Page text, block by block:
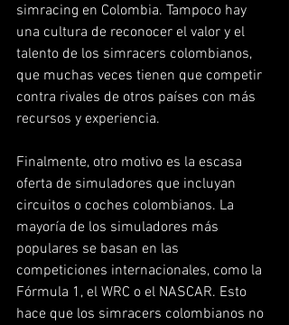
simracing en Colombia. Tampoco hay
una cultura de reconocer el valor y el
talento de los simracers colombianos,
que muchas veces tienen que competir
contra rivales de otros países con más
recursos y experiencia.
Finalmente, otro motivo es la escasa
oferta de simuladores que incluyan
circuitos o coches colombianos. La
mayoría de los simuladores más
populares se basan en las
competiciones internacionales, como la
Fórmula 1, el WRC o el NASCAR. Esto
hace que los simracers colombianos no